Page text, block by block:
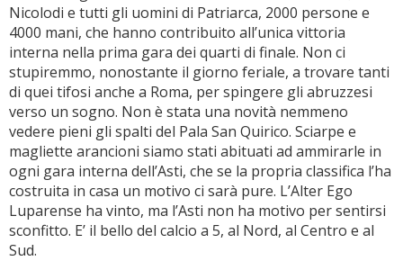
Nicolodi e tutti gli uomini di Patriarca, 2000 persone e
4000 mani, che hanno contribuito all’unica vittoria
interna nella prima gara dei quarti di finale. Non ci
stupiremmo, nonostante il giorno feriale, a trovare tanti
di quei tifosi anche a Roma, per spingere gli abruzzesi
verso un sogno. Non è stata una novità nemmeno
vedere pieni gli spalti del Pala San Quirico. Sciarpe e
magliette arancioni siamo stati abituati ad ammirarle in
ogni gara interna dell’Asti, che se la propria classifica l’ha
costruita in casa un motivo ci sarà pure. L’Alter Ego
Luparense ha vinto, ma l’Asti non ha motivo per sentirsi
sconfitto. E’ il bello del calcio a 5, al Nord, al Centro e al
Sud.